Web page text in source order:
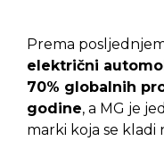
Prema
električni
70% globalnih
godine, a MG je
marki koja se kladi